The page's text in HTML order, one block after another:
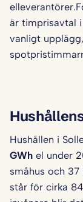
är timprisavtal
vanligt
Hushållen i
GWh el under
småhus och 37
står för cirka